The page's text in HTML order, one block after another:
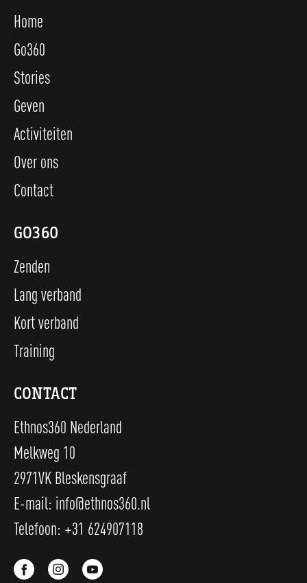
Home
Go360
Stories
Geven
Activiteiten
Over ons
Contact
GO360
Zenden
Lang verband
Kort verband
Training
CONTACT
Ethnos360 Nederland
Melkweg 10
2971VK Bleskensgraaf
E-mail: info@ethnos360.nl
Telefoon: +31 624907118